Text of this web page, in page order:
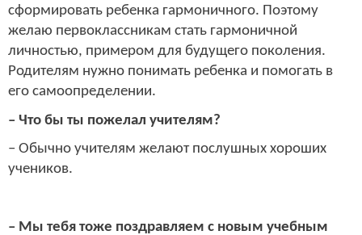
сформировать ребенка гармоничного. Поэтому
желаю первоклассникам стать гармоничной
личностью, примером для будущего поколения.
Родителям нужно понимать ребенка и помогать в
его самоопределении.
– Что бы ты пожелал учителям?
– Обычно учителям желают послушных хороших
учеников.
– Мы тебя тоже поздравляем с новым учебным